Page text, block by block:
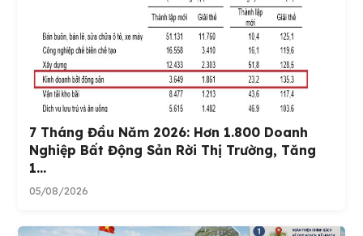
7 Tháng Đầu Năm 2026: Hơn 1.800 Doanh
Nghiệp Bất Động Sản Rời Thị Trường, Tăng
1...
05/08/2026